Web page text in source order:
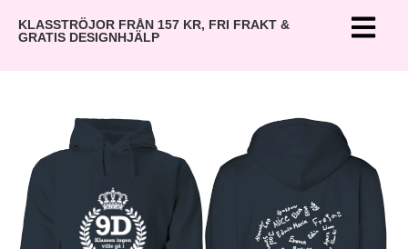
KLASSTRÖJOR FRÅN 157 KR, FRI FRAKT &
GRATIS DESIGNHJÄLP